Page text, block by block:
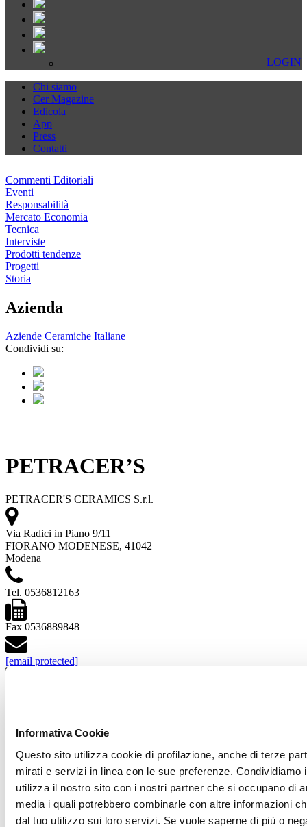
Informativa Cookie
Questo sito utilizza cookie di profilazione, anche di terze
mirati e servizi in linea con le sue preferenze.
utilizza il nostro sito con i nostri partner che si occupano di
media i quali potrebbero combinarle con altre informazioni
dal tuo utilizzo sui loro servizi. Se vuole saperne di più o
LOGIN
Chi siamo
Cer Magazine
Edicola
App
Press
Contatti
Commenti Editoriali
Eventi
Responsabilità
Mercato Economia
Tecnica
Interviste
Prodotti tendenze
Progetti
Storia
Azienda
Aziende Ceramiche Italiane
Condividi su:
PETRACER’S
PETRACER'S CERAMICS S.r.l.
Via Radici in Piano 9/11
FIORANO MODENESE, 41042
Modena
Tel. 0536812163
Fax 0536889848
[email protected]
Vedi i progetti Vedi i prodotti